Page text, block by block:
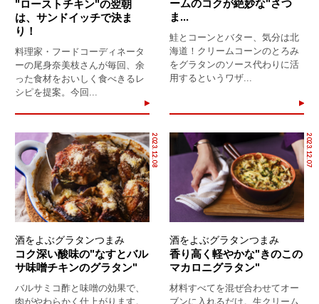
"ローストチキン"の翌朝
は、サンドイッチで決ま
り！
料理家・フードコーディネータ
ーの尾身奈美枝さんが毎回、余
った食材をおいしく食べきるレ
シピを提案。今回...
ームのコクが絶妙な"さつ
ま...
鮭とコーンとバター、気分は北
海道！クリームコーンのとろみ
をグラタンのソース代わりに活
用するというワザ...
2023.12.08
酒をよぶグラタンつまみ
コク深い酸味の"なすとバル
サ味噌チキンのグラタン"
バルサミコ酢と味噌の効果で、
肉がやわらかく仕上がります。
2023.12.07
酒をよぶグラタンつまみ
香り高く軽やかな"きのこの
マカロニグラタン"
材料すべてを混ぜ合わせてオー
ブンに入れるだけ。生クリーム